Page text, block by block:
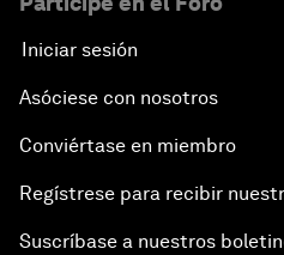
Iniciar sesión
Asóciese con nosotros
Conviértase en miembro
Regístrese para recibir
Suscríbase a nuestros